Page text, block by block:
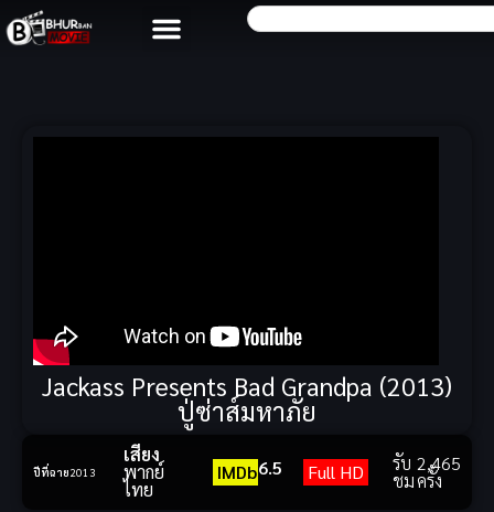
Jackass Presents Bad Grandpa (2013)
ปู่ซ่าส์มหาภัย
ปีที่ฉาย2013
เสียง
พากย์
ไทย
IMDb6.5 Full HD รับ
ชม
2,465
ครั้ง